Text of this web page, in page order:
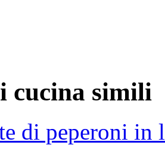
cucina simili
di peperoni in